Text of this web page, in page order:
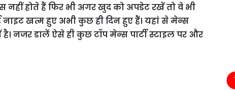
होते हैं फिर भी अगर खुद को अपडेट रखें तो वे भी
खत्म हुए अभी कुछ ही दिन हुए हैं। यहां से मेन्स
नजर डालें ऐसे ही कुछ टॉप मेन्स पार्टी स्टाइल पर और